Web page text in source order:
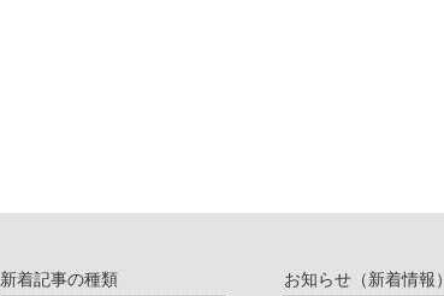
新着記事の種類 お知らせ（新着情報）